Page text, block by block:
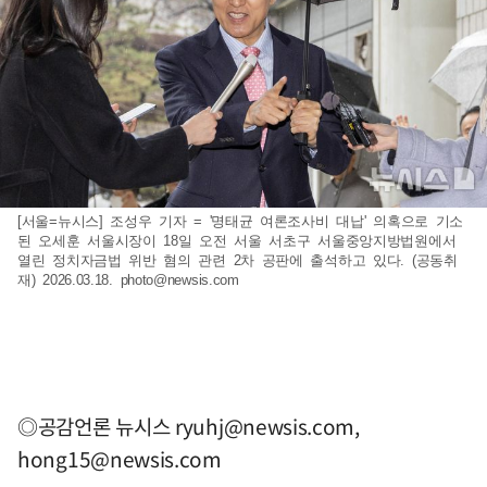
[서울=뉴시스] 조성우 기자 = '명태균 여론조사비 대납' 의혹으로 기소
된 오세훈 서울시장이 18일 오전 서울 서초구 서울중앙지방법원에서
열린 정치자금법 위반 혐의 관련 2차 공판에 출석하고 있다. (공동취
재) 2026.03.18. photo@newsis.com
◎공감언론 뉴시스ryuhj@newsis.com,
hong15@newsis.com